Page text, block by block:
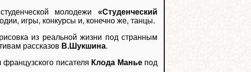
молодежи «Студенческий
игры, конкурсы и, конечно же, танцы.
из реальной жизни под странным
рассказов В.Шукшина.
писателя Клода Маньепод